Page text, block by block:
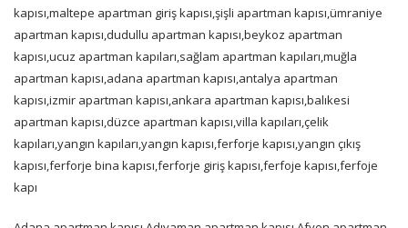
kapısı,maltepe apartman giriş kapısı,şişli apartman kapısı,ümraniye
apartman kapısı,dudullu apartman kapısı,beykoz apartman
kapısı,ucuz apartman kapıları,sağlam apartman kapıları,muğla
apartman kapısı,adana apartman kapısı,antalya apartman
kapısı,izmir apartman kapısı,ankara apartman kapısı,balıkesi
apartman kapısı,düzce apartman kapısı,villa kapıları,çelik
kapıları,yangın kapıları,yangın kapısı,ferforje kapısı,yangın çıkış
kapısı,ferforje bina kapısı,ferforje giriş kapısı,ferfoje kapısı,ferfoje
kapı